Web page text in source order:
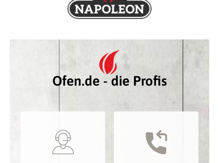
Ofen.de - die Profis